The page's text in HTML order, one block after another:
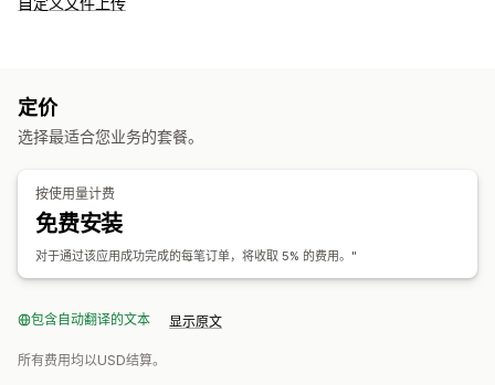
定价
选择最适合您业务的套餐。
按使用量计费
免费安装
对于通过该应用成功完成的每笔订单，将收取 5% 的费用。"
包含自动翻译的文本 显示原文
所有费用均以USD结算。